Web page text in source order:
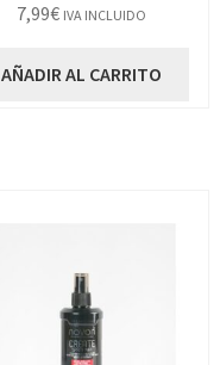
7,99€ IVA INCLUIDO
AÑADIR AL CARRITO